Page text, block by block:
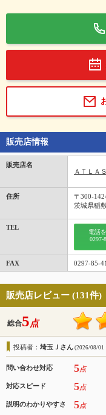
販売店情報
販売店名
ＡＴＬＡ
住所
〒300-
茨城県稲
TEL
電話
0297-
FAX 0297-85-
販売店レビュー (131件)
総合5点
投稿者： 埼玉Ｊさん (2026/08/01
問い合わせ対応 5点
対応スピード 5点
説明のわかりやすさ 5点